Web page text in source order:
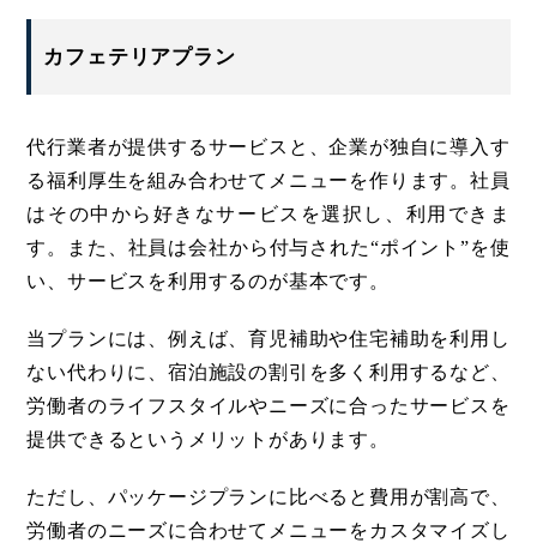
カフェテリアプラン
代行業者が提供するサービスと、企業が独自に導入す
る福利厚生を組み合わせてメニューを作ります。社員
はその中から好きなサービスを選択し、利用できま
す。また、社員は会社から付与された“ポイント”を使
い、サービスを利用するのが基本です。
当プランには、例えば、育児補助や住宅補助を利用し
ない代わりに、宿泊施設の割引を多く利用するなど、
労働者のライフスタイルやニーズに合ったサービスを
提供できるというメリットがあります。
ただし、パッケージプランに比べると費用が割高で、
労働者のニーズに合わせてメニューをカスタマイズし